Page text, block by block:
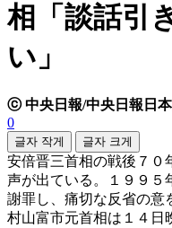
相「談話引
い」
ⓒ 中央日報/中央日報日
0
글자 작게 글자 크게
安倍晋三首相の戦後７０
声が出ている。１９９５
謝罪し、痛切な反省の意
村山富市元首相は１４日